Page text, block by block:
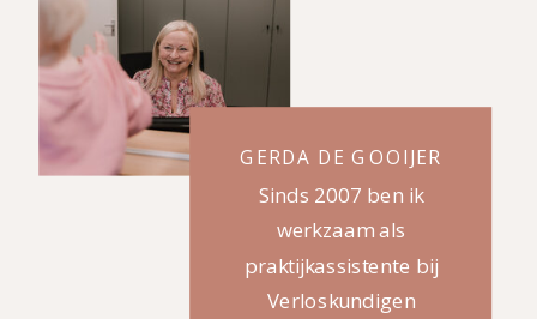
GERDA DE GOOIJER
Sinds 2007 ben ik
werkzaam als
praktijkassistente bij
Verloskundigen